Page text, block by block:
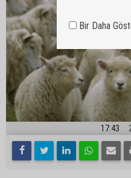
17:43
Bir Daha